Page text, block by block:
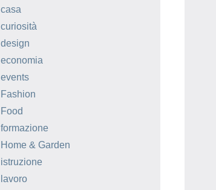
casa
curiosità
design
economia
events
Fashion
Food
formazione
Home & Garden
istruzione
lavoro